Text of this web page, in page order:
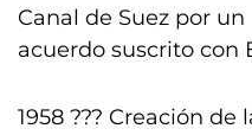
Canal de Suez por un
acuerdo suscrito con
1958 ??? Creación